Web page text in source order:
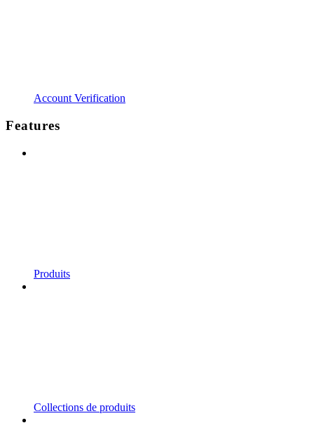
Account Verification
Features
Produits
Collections de produits